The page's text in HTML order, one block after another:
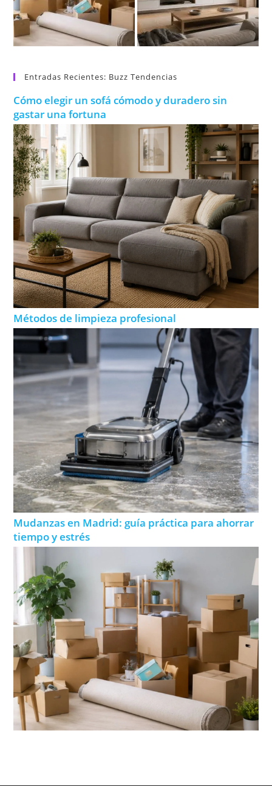
Entradas Recientes: Buzz Tendencias
Cómo elegir un sofá cómodo y duradero sin
gastar una fortuna
Métodos de limpieza profesional
Mudanzas en Madrid: guía práctica para ahorrar
tiempo y estrés